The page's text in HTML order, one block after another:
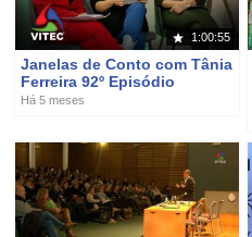
1:00:55
Janelas de Conto com Tânia
Ferreira 92º Episódio
Há 5 meses